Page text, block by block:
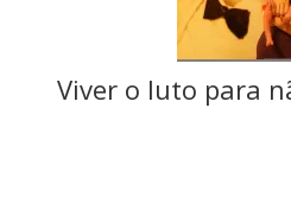
Viver o luto para